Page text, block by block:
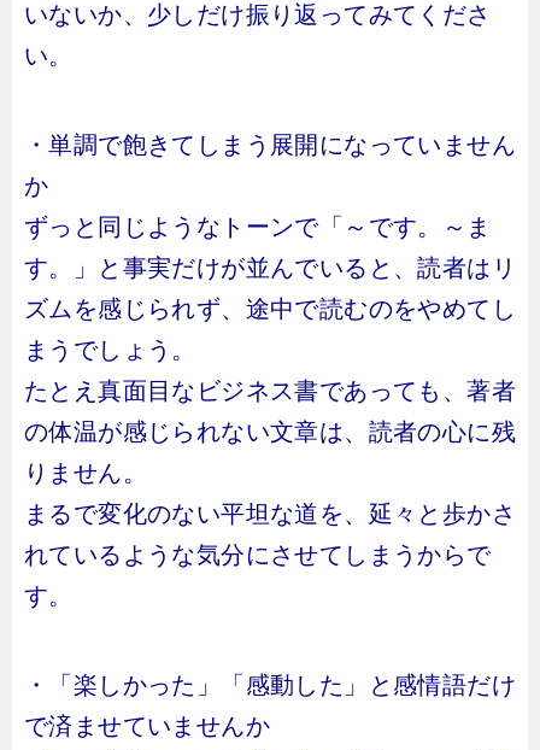
いないか、少しだけ振り返ってみてくださ
い。
・単調で飽きてしまう展開になっていません
か
ずっと同じようなトーンで「～です。～ま
す。」と事実だけが並んでいると、読者はリ
ズムを感じられず、途中で読むのをやめてし
まうでしょう。
たとえ真面目なビジネス書であっても、著者
の体温が感じられない文章は、読者の心に残
りません。
まるで変化のない平坦な道を、延々と歩かさ
れているような気分にさせてしまうからで
す。
・「楽しかった」「感動した」と感情語だけ
で済ませていませんか